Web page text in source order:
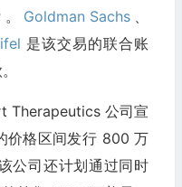
Goldman Sachs、
是该交易的联合账
Therapeutics 公司宣
价格区间发行 800 万
公司还计划通过同时